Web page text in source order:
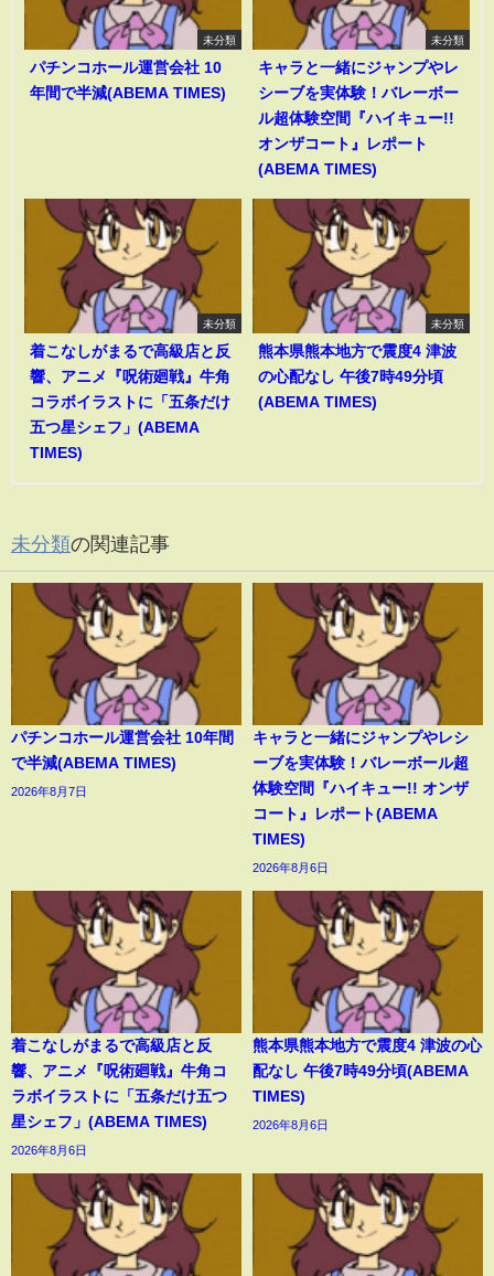
未分類
パチンコホール運営会社 10
年間で半減(ABEMA TIMES)
未分類
キャラと一緒にジャンプやレ
シーブを実体験！バレーボー
ル超体験空間『ハイキュー!!
オンザコート』レポート
(ABEMA TIMES)
未分類
着こなしがまるで高級店と反
響、アニメ『呪術廻戦』牛角
コラボイラストに「五条だけ
五つ星シェフ」(ABEMA
TIMES)
未分類
熊本県熊本地方で震度4 津波
の心配なし 午後7時49分頃
(ABEMA TIMES)
未分類の関連記事
パチンコホール運営会社 10年間
で半減(ABEMA TIMES)
2026年8月7日
キャラと一緒にジャンプやレシ
ーブを実体験！バレーボール超
体験空間『ハイキュー!! オンザ
コート』レポート(ABEMA
TIMES)
2026年8月6日
着こなしがまるで高級店と反
響、アニメ『呪術廻戦』牛角コ
ラボイラストに「五条だけ五つ
星シェフ」(ABEMA TIMES)
2026年8月6日
熊本県熊本地方で震度4 津波の心
配なし 午後7時49分頃(ABEMA
TIMES)
2026年8月6日